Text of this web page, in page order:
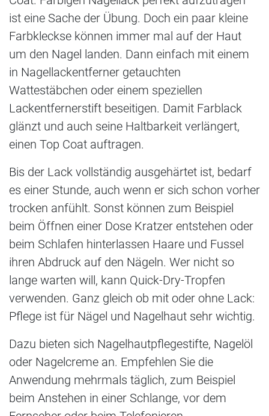
ist eine Sache der Übung. Doch ein paar kleine
Farbkleckse können immer mal auf der Haut
um den Nagel landen. Dann einfach mit einem
in Nagellackentferner getauchten
Wattestäbchen oder einem speziellen
Lackentfernerstift beseitigen. Damit Farblack
glänzt und auch seine Haltbarkeit verlängert,
einen Top Coat auftragen.
Bis der Lack vollständig ausgehärtet ist, bedarf
es einer Stunde, auch wenn er sich schon vorher
trocken anfühlt. Sonst können zum Beispiel
beim Öffnen einer Dose Kratzer entstehen oder
beim Schlafen hinterlassen Haare und Fussel
ihren Abdruck auf den Nägeln. Wer nicht so
lange warten will, kann Quick-Dry-Tropfen
verwenden. Ganz gleich ob mit oder ohne Lack:
Pflege ist für Nägel und Nagelhaut sehr wichtig.
Dazu bieten sich Nagelhautpflegestifte, Nagelöl
oder Nagelcreme an. Empfehlen Sie die
Anwendung mehrmals täglich, zum Beispiel
beim Anstehen in einer Schlange, vor dem